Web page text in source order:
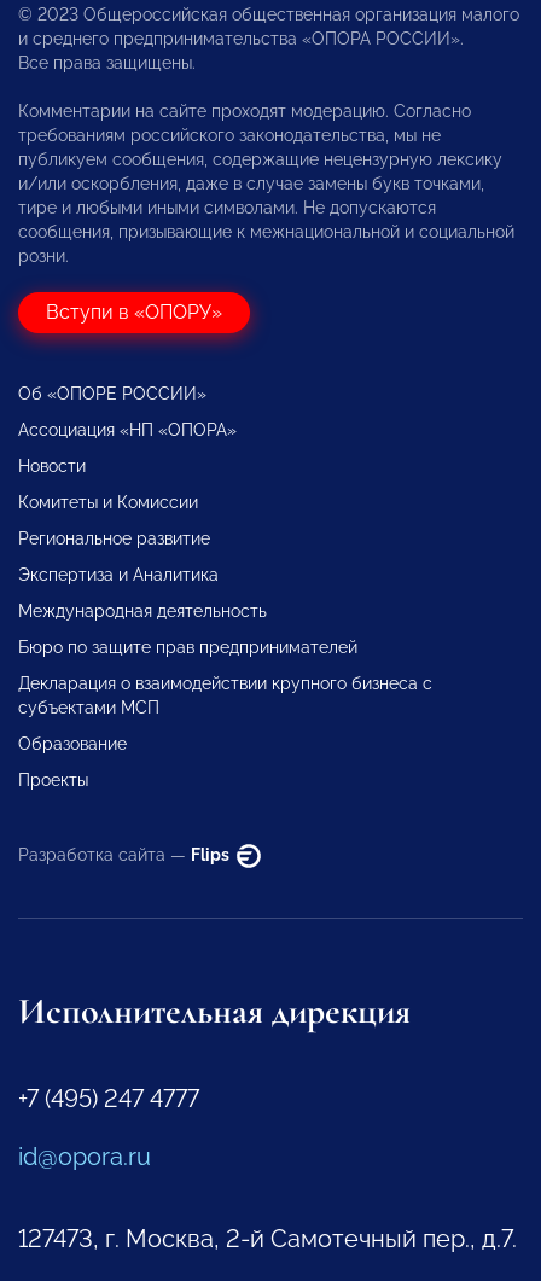
© 2023 Общероссийская общественная организация малого
и среднего предпринимательства «ОПОРА РОССИИ».
Все права защищены.
Комментарии на сайте проходят модерацию. Согласно
требованиям российского законодательства, мы не
публикуем сообщения, содержащие нецензурную лексику
и/или оскорбления, даже в случае замены букв точками,
тире и любыми иными символами. Не допускаются
сообщения, призывающие к межнациональной и социальной
розни.
Вступи в «ОПОРУ»
Об «ОПОРЕ РОССИИ»
Ассоциация «НП «ОПОРА»
Новости
Комитеты и Комиссии
Региональное развитие
Экспертиза и Аналитика
Международная деятельность
Бюро по защите прав предпринимателей
Декларация о взаимодействии крупного бизнеса с
субъектами МСП
Образование
Проекты
Разработка сайта — Flips
Исполнительная дирекция
+7 (495) 247 4777
id@opora.ru
127473, г. Москва, 2-й Самотечный пер., д.7.